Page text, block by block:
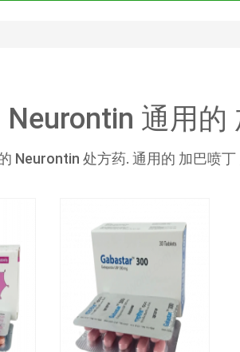
Neurontin 通用的
Neurontin 处方药. 通用的 加巴喷